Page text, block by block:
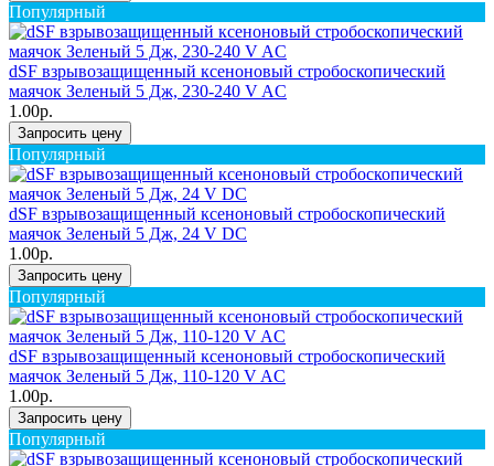
Популярный
dSF взрывозащищенный ксеноновый стробоскопический
маячок Зеленый 5 Дж, 230-240 V AC
1.00р.
Запросить цену
Популярный
dSF взрывозащищенный ксеноновый стробоскопический
маячок Зеленый 5 Дж, 24 V DC
1.00р.
Запросить цену
Популярный
dSF взрывозащищенный ксеноновый стробоскопический
маячок Зеленый 5 Дж, 110-120 V AC
1.00р.
Запросить цену
Популярный